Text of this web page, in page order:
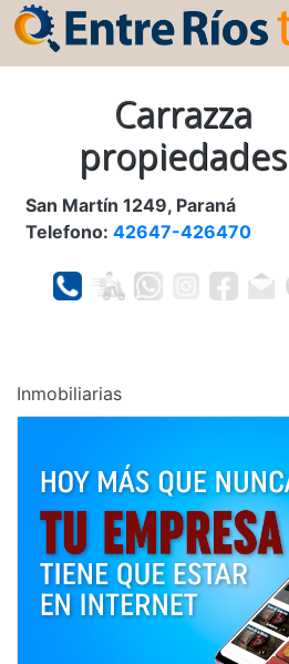
Carrazza
propiedades
San Martín 1249, Paraná
Telefono: 42647-426470
Inmobiliarias